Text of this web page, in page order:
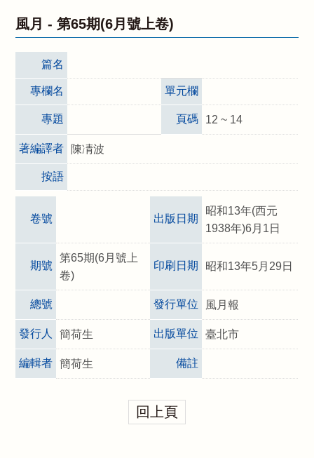
風月 -第65期(6月號上卷)
篇名
專欄名 單元欄
專題 頁碼 12 ~ 14
著編譯者 陳凊波
按語
卷號 出版日期
昭和13年(西元
1938年)6月1日
期號
第65期(6月號上
卷)
印刷日期 昭和13年5月29日
總號 發行單位 風月報
發行人 簡荷生 出版單位 臺北市
編輯者 簡荷生 備註
回上頁